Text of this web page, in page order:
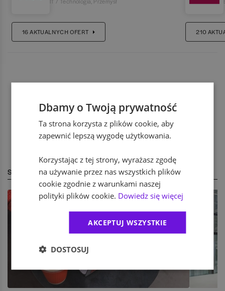
16AKTUALNYCH OFERT 210
STREFA EKSPERTA
Dbamy o Twoją prywatność
Ta strona korzysta z plików cookie, aby
zapewnić lepszą wygodę użytkowania.
Korzystając z tej strony, wyrażasz zgodę
na używanie przez nas wszystkich plików
cookie zgodnie z warunkami naszej
polityki plików cookie. Dowiedz się więcej
AKCEPTUJ WSZYSTKIE
DOSTOSUJ